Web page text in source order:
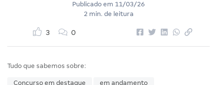
Publicado em 11/03/26
2 min. de leitura
3 0
Tudo que sabemos sobre:
Concurso em destaque em andamento